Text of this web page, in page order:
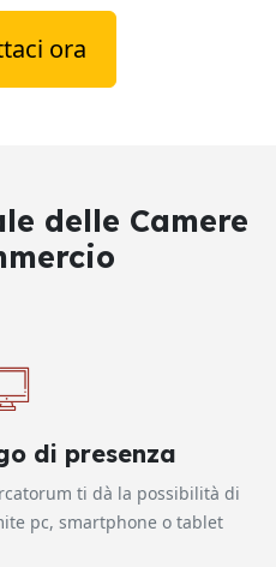
ora
delle Camere
di presenza
ti dà la possibilità di
pc, smartphone o tablet